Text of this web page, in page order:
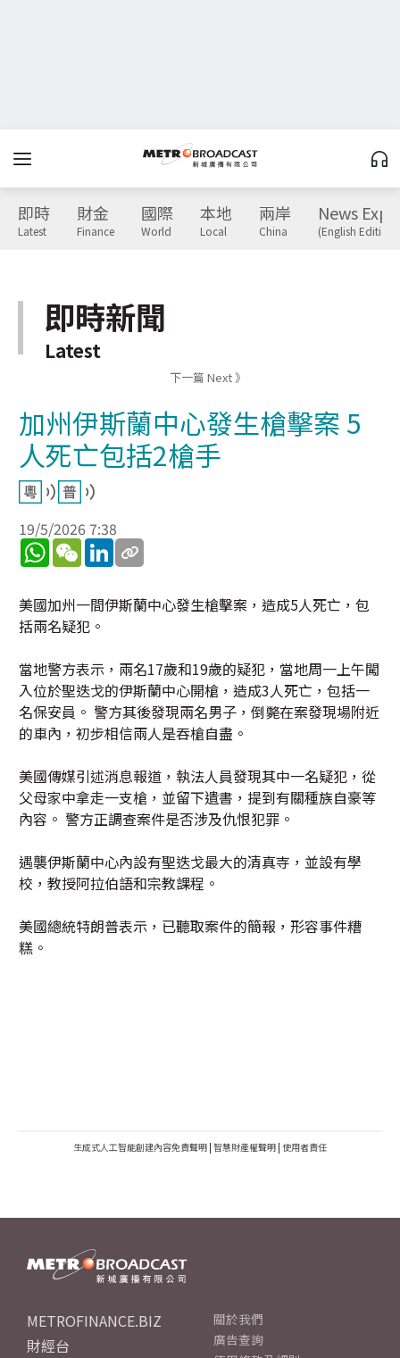
即時
Latest
財金
Finance
國際
World
本地
Local
兩岸
China
News
(English Edition)
即時新聞
Latest
下一篇 Next 》
加州伊斯蘭中心發生槍擊案 5
人死亡包括2槍手
19/5/2026 7:38
WhatsApp
WeChatLinkedIn
美國加州一間伊斯蘭中心發生槍擊案，造成5人死亡，包
括兩名疑犯。
當地警方表示，兩名17歲和19歲的疑犯，當地周一上午闖
入位於聖迭戈的伊斯蘭中心開槍，造成3人死亡，包括一
名保安員。 警方其後發現兩名男子，倒斃在案發現場附近
的車內，初步相信兩人是吞槍自盡。
美國傳媒引述消息報道，執法人員發現其中一名疑犯，從
父母家中拿走一支槍，並留下遺書，提到有關種族自豪等
內容。 警方正調查案件是否涉及仇恨犯罪。
遇襲伊斯蘭中心內設有聖迭戈最大的清真寺，並設有學
校，教授阿拉伯語和宗教課程。
美國總統特朗普表示，已聽取案件的簡報，形容事件糟
糕。
生成式人工智能創建內容免責聲明 | 智慧財產權聲明 | 使用者責任
METROFINANCE.BIZ
財經台
關於我們
廣告查詢